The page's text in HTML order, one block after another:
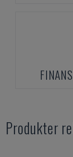
Produkter